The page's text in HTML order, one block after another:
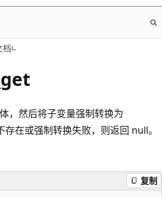
档
，然后将子变量强制转换为
存在或强制转换失败，则返回 null。
复制